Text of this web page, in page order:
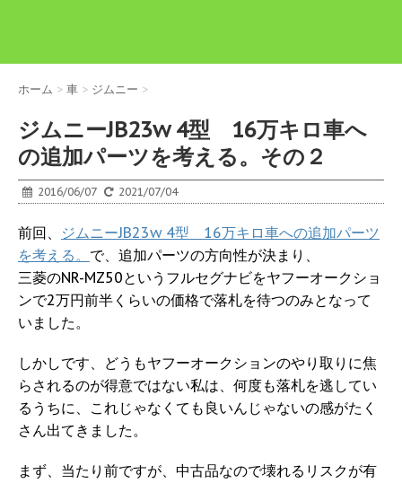
ホーム > 車 > ジムニー >
ジムニーJB23w 4型 16万キロ車へ
の追加パーツを考える。その２
2016/06/07 2021/07/04
前回、 ジムニーJB23w 4型 16万キロ車への追加パーツ
を考える。 で、追加パーツの方向性が決まり、
三菱のNR-MZ50というフルセグナビをヤフーオークショ
ンで2万円前半くらいの価格で落札を待つのみとなって
いました。
しかしです、どうもヤフーオークションのやり取りに焦
らされるのが得意ではない私は、何度も落札を逃してい
るうちに、これじゃなくても良いんじゃないの感がたく
さん出てきました。
まず、当たり前ですが、中古品なので壊れるリスクが有